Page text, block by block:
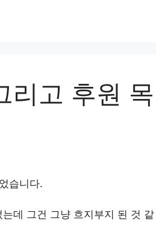
리고 후원 목
습니다.
데 그건 그냥 흐지부지 된 것 같